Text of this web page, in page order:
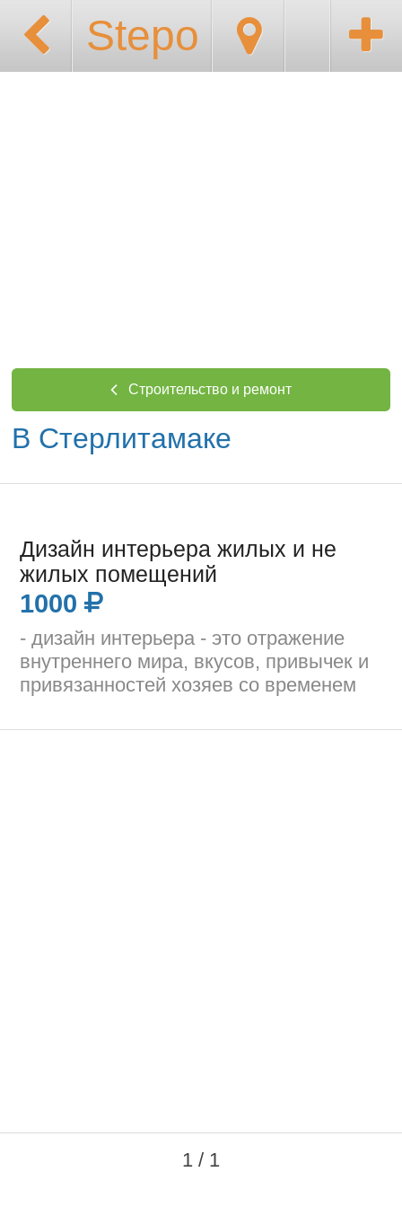
Stepo
Строительство и ремонт
В Стерлитамаке
Дизайн интерьера жилых и не
жилых помещений
1000
- дизайн интерьера - это отражение
внутреннего мира, вкусов, привычек и
привязанностей хозяев со временем
1 / 1